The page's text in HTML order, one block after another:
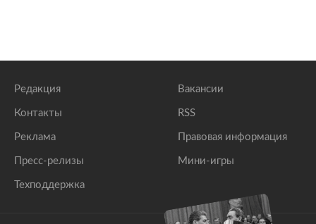
Редакция
Контакты
Реклама
Пресс-релизы
Техподдержка
Вакансии
RSS
Правовая информация
Мини-игры